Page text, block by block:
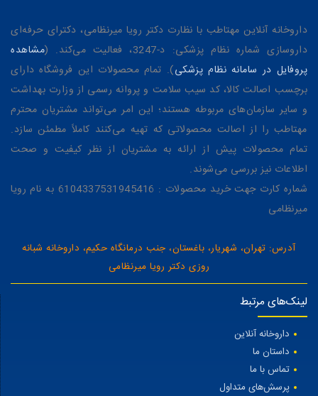
داروخانه آنلاین مهتاطب با نظارت دکتر رویا میرنظامی، دکترای حرفه‌ای
داروسازی شماره نظام پزشکی: د-3247، فعالیت می‌کند. (
مشاهده
پروفایل در سامانه نظام پزشکی). تمام محصولات این فروشگاه دارای
برچسب اصالت کالا، کد سیب سلامت و پروانه رسمی از وزارت بهداشت
و سایر سازمان‌های مربوطه هستند؛ این امر می‌تواند مشتریان محترم
مهتاطب را از اصالت محصولاتی که تهیه می‌کنند کاملاً مطمئن سازد.
تمام محصولات پیش از ارائه به مشتریان از نظر کیفیت و صحت
اطلاعات نیز بررسی می‌شوند.
شماره کارت جهت خرید محصولات : 6104337531945416 به نام رویا
میرنظامی
آدرس: تهران، شهریار، باغستان، جنب درمانگاه حکیم، داروخانه شبانه
روزی دکتر رویا میرنظامی
لینک‌های مرتبط
داروخانه آنلاین
داستان ما
تماس با ما
پرسش‌های متداول